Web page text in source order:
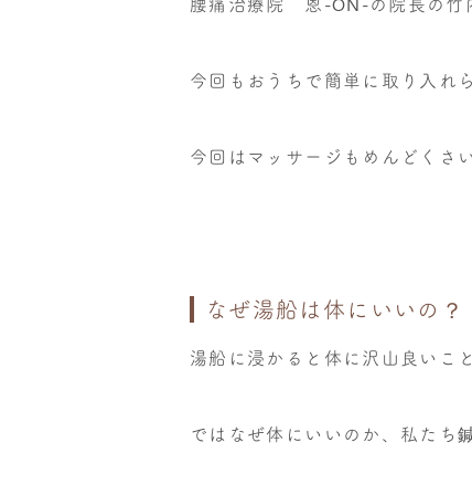
今回もおうちで簡単に取り入れ
今回はマッサージもめんどくさ
なぜ湯船は体にいいの？
湯船に浸かると体に沢山良いこ
ではなぜ体にいいのか、私たち